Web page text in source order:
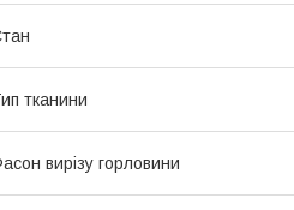
тканини
вирізу горловини